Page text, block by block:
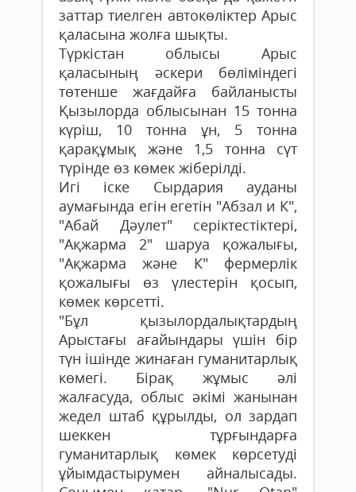
заттар тиелген автокөліктер Арыс
қаласына жолға шықты.
Түркістан облысы Арыс
қаласының әскери бөліміндегі
төтенше жағдайға байланысты
Қызылорда облысынан 15 тонна
күріш, 10 тонна ұн, 5 тонна
қарақұмық және 1,5 тонна сүт
түрінде өз көмек жіберілді.
Игі іске Сырдария ауданы
аумағында егін егетін "Абзал и К",
"Абай Дәулет" серіктестіктері,
"Ақжарма 2" шаруа қожалығы,
"Ақжарма және К" фермерлік
қожалығы өз үлестерін қосып,
көмек көрсетті.
"Бұл қызылордалықтардың
Арыстағы ағайындары үшін бір
түн ішінде жинаған гуманитарлық
көмегі. Бірақ жұмыс әлі
жалғасуда, облыс әкімі жанынан
жедел штаб құрылды, ол зардап
шеккен тұрғындарға
гуманитарлық көмек көрсетуді
ұйымдастырумен айналысады.